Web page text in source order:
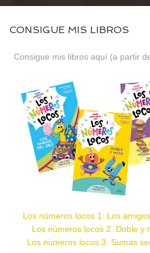
CONSIGUE MIS LIBROS
Consigue mis libros aquí (a partir
Los números locos 1: Los
Los números locos 2: Doble y
Los números locos 3: Sumas